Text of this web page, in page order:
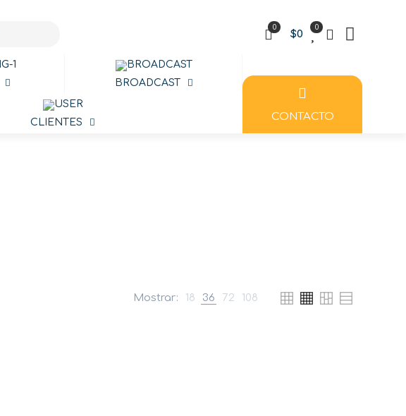
0
$0
0
BROADCAST
CLIENTES CONTACTO
Mostrar: 18 36 72 108